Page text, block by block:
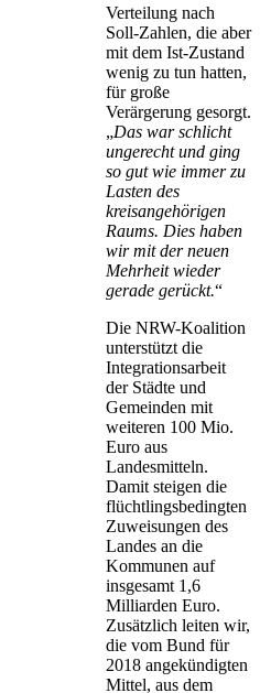
Verteilung nach
Soll-Zahlen, die aber
mit dem Ist-Zustand
wenig zu tun hatten,
für große
Verärgerung gesorgt.
„Das war schlicht
ungerecht und ging
so gut wie immer zu
Lasten des
kreisangehörigen
Raums. Dies haben
wir mit der neuen
Mehrheit wieder
gerade gerückt.“
Die NRW-Koalition
unterstützt die
Integrationsarbeit
der Städte und
Gemeinden mit
weiteren 100 Mio.
Euro aus
Landesmitteln.
Damit steigen die
flüchtlingsbedingten
Zuweisungen des
Landes an die
Kommunen auf
insgesamt 1,6
Milliarden Euro.
Zusätzlich leiten wir,
die vom Bund für
2018 angekündigten
Mittel, aus dem